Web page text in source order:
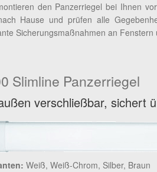
den Panzerriegel bei Ihnen
Hause und prüfen alle
Sicherungsmaßnahmen an
Slimline Panzerriegel
verschließbar, sichert
Weiß, Weiß-Chrom, Silber, Braun